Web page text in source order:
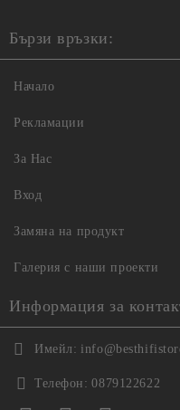
Бързи връзки:
Начало
Рекламации
За Нас
Вход
Замяна на продукт
Галерия с наши проекти
Информация за
Имейл:
Телефон: 0879122622